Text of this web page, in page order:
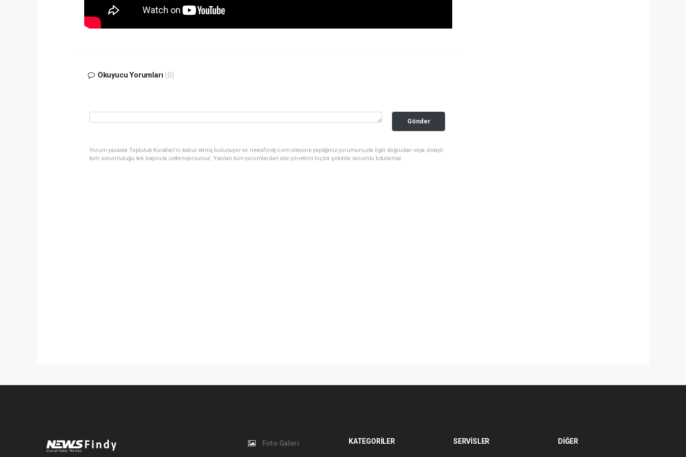
Okuyucu Yorumları (0)
Gönder
Yorum yazarak Topluluk Kuralları’nı kabul etmiş bulunuyor ve newsfindy.com sitesine yaptığınız yorumunuzla ilgili doğrudan veya dolaylı
tüm sorumluluğu tek başınıza üstleniyorsunuz. Yazılan tüm yorumlardan site yönetimi hiçbir şekilde sorumlu tutulamaz.
Foto Galeri KATEGORİLER SERVİSLER DİĞER